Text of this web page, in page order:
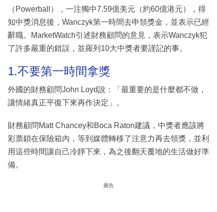
（Powerball），一注獨中7.59億美元（約60億港元），得
知中獎消息後，Wanczyk第一時間去申領獎金，並表示已經
辭職。MarketWatch引述財務顧問的意見，表示Wanczyk犯
了許多嚴重的錯誤，並羅列10大中獎者要謹記的事。
1.不要第一時間拿獎
外國的財務顧問John Loyd說：「最重要的是什麼都不做，
讓情緒真正平復下來再作決定」。
財務顧問Matt Chancey和Boca Raton建議，中獎者應該將
彩票鎖在保險箱內，等到媒體轉移了注意力再去領獎，並利
用這些時間讓自己冷靜下來，為之後翻天覆地的生活做好準
備。
廣告